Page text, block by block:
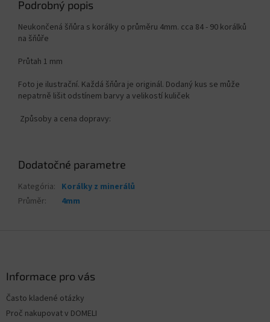
Podrobný popis
Neukončená šňůra s korálky o průměru 4mm. cca 84 - 90 korálků
na šňůře
Průtah 1 mm
Foto je ilustrační. Každá šňůra je originál. Dodaný kus se může
nepatrně lišit odstínem barvy a velikostí kuliček
Způsoby a cena dopravy:
Dodatočné parametre
Kategória: Korálky z minerálů
Průměr: 4mm
Informace pro vás
Často kladené otázky
Proč nakupovat v DOMELI